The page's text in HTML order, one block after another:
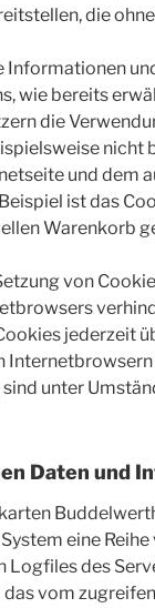
die
Informationen
wie bereits
die
und dem
ist das
Warenkorb
von
jederzeit
unter
Daten und
eine
des
vom